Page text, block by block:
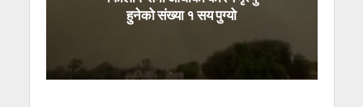
हुनेको संख्या १ सय पुग्यो